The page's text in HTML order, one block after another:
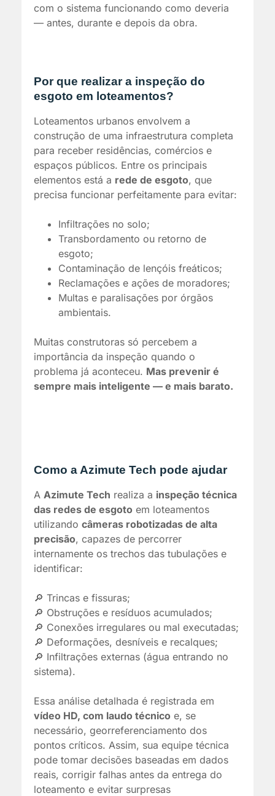
com o sistema funcionando como deveria
— antes, durante e depois da obra.
Por que realizar a inspeção do
esgoto em loteamentos?
Loteamentos urbanos envolvem a
construção de uma infraestrutura completa
para receber residências, comércios e
espaços públicos. Entre os principais
elementos está a rede de esgoto, que
precisa funcionar perfeitamente para evitar:
Infiltrações no solo;
Transbordamento ou retorno de
esgoto;
Contaminação de lençóis freáticos;
Reclamações e ações de moradores;
Multas e paralisações por órgãos
ambientais.
Muitas construtoras só percebem a
importância da inspeção quando o
problema já aconteceu. Mas prevenir é
sempre mais inteligente — e mais barato.
Como a Azimute Tech pode ajudar
A Azimute Tech realiza a inspeção técnica
das redes de esgoto em loteamentos
utilizando câmeras robotizadas de alta
precisão, capazes de percorrer
internamente os trechos das tubulações e
identificar:
🔎 Trincas e fissuras;
🔎 Obstruções e resíduos acumulados;
🔎 Conexões irregulares ou mal executadas;
🔎 Deformações, desníveis e recalques;
🔎 Infiltrações externas (água entrando no
sistema).
Essa análise detalhada é registrada em
vídeo HD, com laudo técnico e, se
necessário, georreferenciamento dos
pontos críticos. Assim, sua equipe técnica
pode tomar decisões baseadas em dados
reais, corrigir falhas antes da entrega do
loteamento e evitar surpresas